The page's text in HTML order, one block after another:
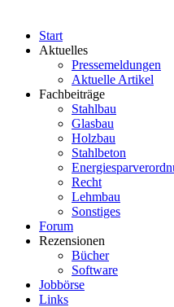
Start
Aktuelles
Pressemeldungen
Aktuelle Artikel
Fachbeiträge
Stahlbau
Glasbau
Holzbau
Stahlbeton
Recht
Lehmbau
Sonstiges
Forum
Rezensionen
Bücher
Software
Jobbörse
Links